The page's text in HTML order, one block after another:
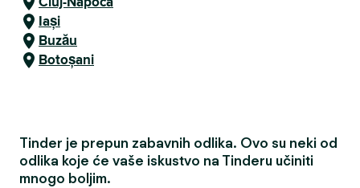
Iași
Buzău
Botoșani
Tinder je prepun zabavnih odlika. Ovo su neki od
odlika koje će vaše iskustvo na Tinderu učiniti
mnogo boljim.